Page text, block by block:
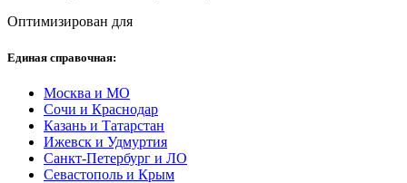
Оптимизирован для
Единая справочная:
Москва и МО
Сочи и Краснодар
Казань и Татарстан
Ижевск и Удмуртия
Санкт-Петербург и ЛО
Севастополь и Крым